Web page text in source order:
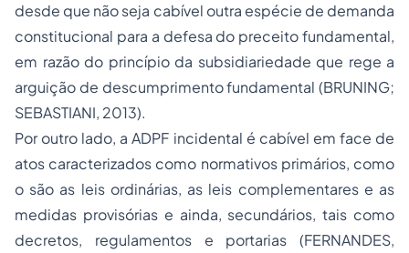
desde que não seja cabível outra espécie de demanda
constitucional para a defesa do preceito fundamental,
em razão do princípio da subsidiariedade que rege a
arguição de descumprimento fundamental (BRUNING;
SEBASTIANI, 2013).
Por outro lado, a ADPF incidental é cabível em face de
atos caracterizados como normativos primários, como
o são as leis ordinárias, as leis complementares e as
medidas provisórias e ainda, secundários, tais como
decretos, regulamentos e portarias (FERNANDES,